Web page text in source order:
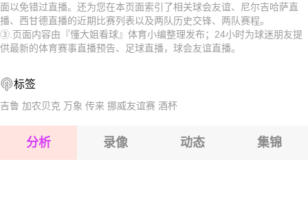
2026-08-16 【球会友谊】 尼尔吉哈萨VS西甘德
2026-08-16 【球会友谊】 尼尔吉哈萨VS西甘德
2026-08-16 【球会友谊】 尼尔吉哈萨VS西甘德
2026-08-16 【球会友谊】 尼尔吉哈萨VS西甘德
2026-08-16 【球会友谊】 尼尔吉哈萨VS西甘德
面以免错过直播。还为您在本页面索引了相关球会友谊、尼尔吉哈萨直
播、西甘德直播的近期比赛列表以及两队历史交锋、两队赛程。
③.页面内容由『懂大姐看球』体育小编整理发布；24小时为球迷朋友提
供最新的体育赛事直播预告、足球直播，球会友谊直播。
标签
吉鲁 加农贝克 万象 传来 挪威友谊赛 酒杯
分析 录像 动态 集锦